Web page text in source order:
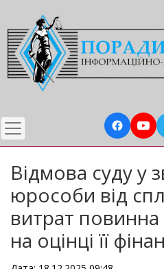
до
основного
вмісту
Відмова суду у
юрособи від
витрат повинна
на оцінці її